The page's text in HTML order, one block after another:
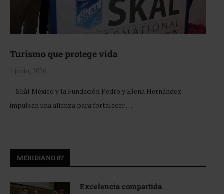
Turismo que protege vida
1 junio, 2026
Skål México y la Fundación Pedro y Elena Hernández
impulsan una alianza para fortalecer …
MERIDIANO 87
Excelencia compartida